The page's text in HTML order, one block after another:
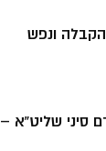
הקבלה ונפש
סיני שליט”א –